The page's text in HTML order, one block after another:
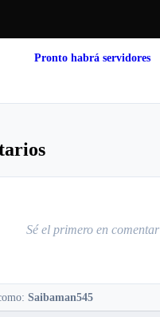
Pronto habrá servidores
Sé el primero en comentar
Saibaman545